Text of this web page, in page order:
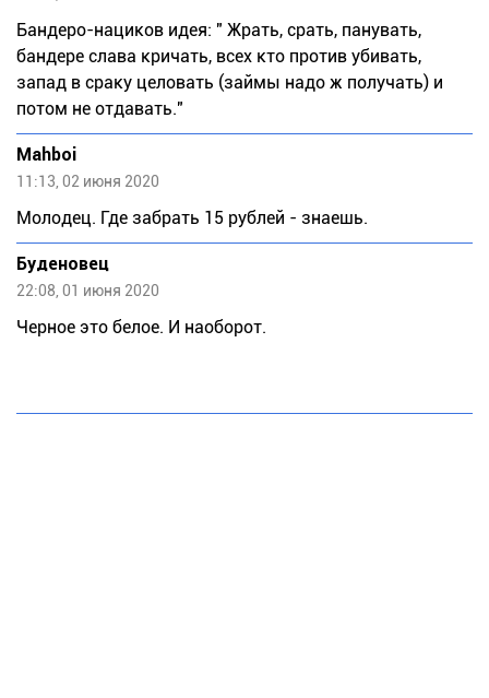
Бандеро-нациков идея: " Жрать, срать, панувать,
бандере слава кричать, всех кто против убивать,
запад в сраку целовать (займы надо ж получать) и
потом не отдавать."
Mahboi
11:13, 02 июня 2020
Молодец. Где забрать 15 рублей - знаешь.
Буденовец
22:08, 01 июня 2020
Черное это белое. И наоборот.